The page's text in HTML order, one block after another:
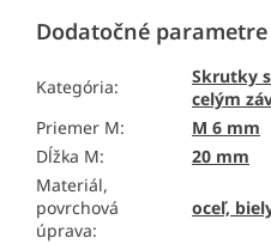
Dodatočné parametre
Kategória:
Skrutky
celým
Priemer M:
M 6 mm
Dĺžka M:
20 mm
Materiál,
povrchová
úprava:
oceľ,